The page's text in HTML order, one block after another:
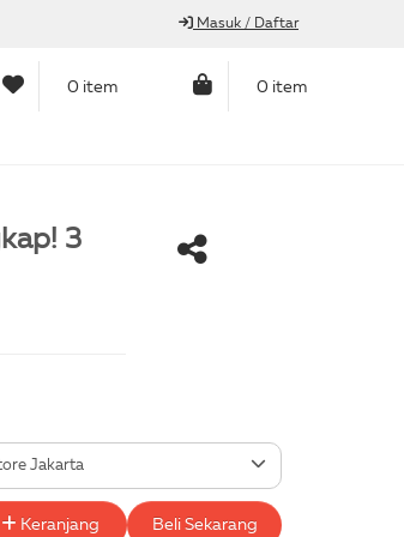
Masuk / Daftar
0 item 0 item
3
Jakarta
Keranjang Beli Sekarang